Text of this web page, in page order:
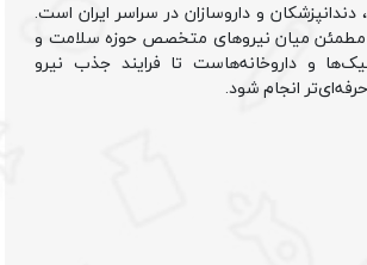
و داروسازان در سراسر ایران است.
مطمئن میان نیروهای متخصص حوزه سلامت و
و داروخانه‌هاست تا فرایند جذب نیرو
انجام شود.